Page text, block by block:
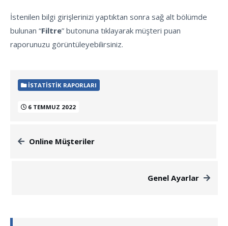
İstenilen bilgi girişlerinizi yaptıktan sonra sağ alt bölümde
bulunan “Filtre” butonuna tıklayarak müşteri puan
raporunuzu görüntüleyebilirsiniz.
İSTATISTIK RAPORLARI
6 TEMMUZ 2022
Online Müşteriler
Genel Ayarlar